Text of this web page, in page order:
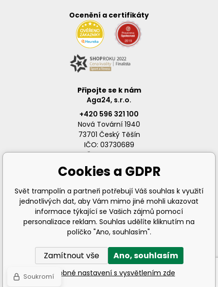
Ocenění a certifikáty
Připojte se k nám
Aga24, s.r.o.
+420 596 321 100
Nová Tovární 1940
73701 Český Těšín
IČO: 03730689
DIČ: CZ03730689
info@svet-trampolin.cz
Tvorba a pronájem eshopůBINARGON.cz
Cookies a GDPR
Svět trampolín a partneři potřebují Váš souhlas k využití
jednotlivých dat, aby Vám mimo jiné mohli ukazovat
informace týkající se Vašich zájmů pomocí
personalizace reklam. Souhlas udělíte kliknutím na
políčko "Ano, souhlasím".
Zamítnout vše Ano, souhlasím
Podrobné nastavení s vysvětlením zde
Soukromí